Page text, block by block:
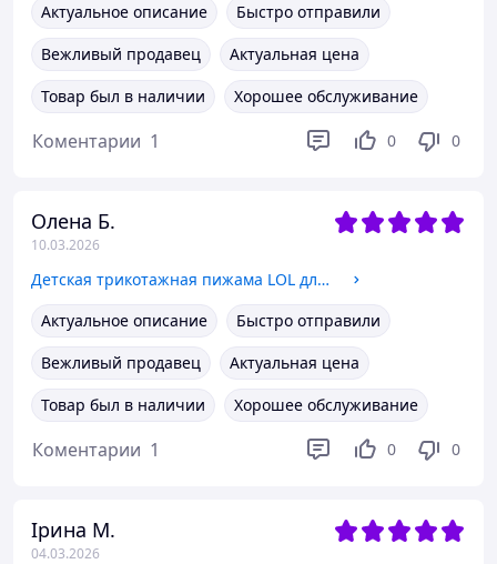
Актуальное описание
Быстро отправили
Вежливый продавец
Актуальная цена
Товар был в наличии
Хорошее обслуживание
Коментарии 1 0 0
Олена Б.
10.03.2026
Детская трикотажная пижама LOL для девочки 92-98 см (2-3Y)
Актуальное описание
Быстро отправили
Вежливый продавец
Актуальная цена
Товар был в наличии
Хорошее обслуживание
Коментарии 1 0 0
Ірина М.
04.03.2026